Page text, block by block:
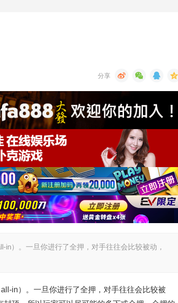
in）。一旦你进行了全押，对手往往会比较被动，
in）。一旦你进行了全押，对手往往会比较被